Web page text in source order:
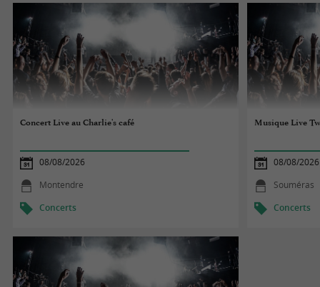
Concert Live au Charlie's café
08/08/2026
Montendre
Concerts
Musique Live
08/08/2026
Souméras
Concerts